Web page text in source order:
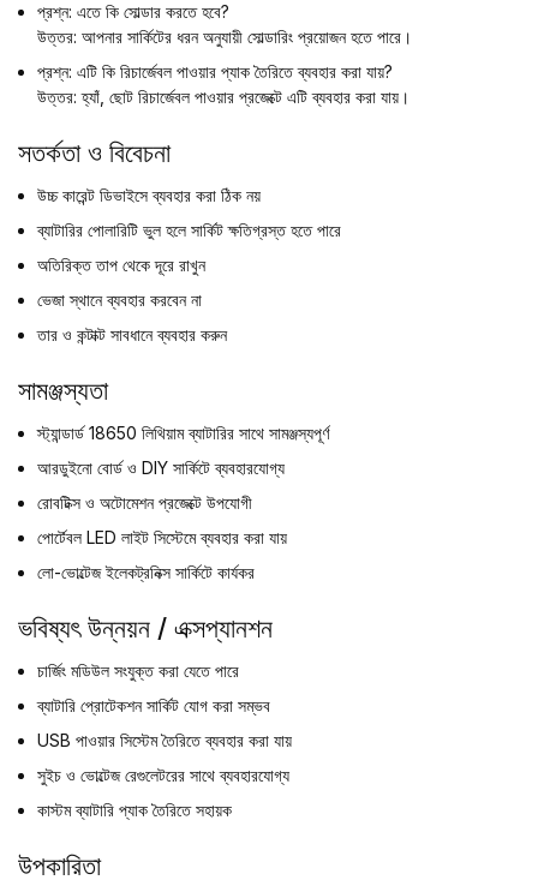
প্রশ্ন: এতে কি সোল্ডার করতে হবে?
উত্তর: আপনার সার্কিটের ধরন অনুযায়ী সোল্ডারিং প্রয়োজন হতে পারে।
প্রশ্ন: এটি কি রিচার্জেবল পাওয়ার প্যাক তৈরিতে ব্যবহার করা যায়?
উত্তর: হ্যাঁ, ছোট রিচার্জেবল পাওয়ার প্রজেক্টে এটি ব্যবহার করা যায়।
সতর্কতা ও বিবেচনা
উচ্চ কারেন্ট ডিভাইসে ব্যবহার করা ঠিক নয়
ব্যাটারির পোলারিটি ভুল হলে সার্কিট ক্ষতিগ্রস্ত হতে পারে
অতিরিক্ত তাপ থেকে দূরে রাখুন
ভেজা স্থানে ব্যবহার করবেন না
তার ও কন্টাক্ট সাবধানে ব্যবহার করুন
সামঞ্জস্যতা
স্ট্যান্ডার্ড 18650 লিথিয়াম ব্যাটারির সাথে সামঞ্জস্যপূর্ণ
আরডুইনো বোর্ড ও DIY সার্কিটে ব্যবহারযোগ্য
রোবটিক্স ও অটোমেশন প্রজেক্টে উপযোগী
পোর্টেবল LED লাইট সিস্টেমে ব্যবহার করা যায়
লো-ভোল্টেজ ইলেকট্রনিক্স সার্কিটে কার্যকর
ভবিষ্যৎ উন্নয়ন / এক্সপ্যানশন
চার্জিং মডিউল সংযুক্ত করা যেতে পারে
ব্যাটারি প্রোটেকশন সার্কিট যোগ করা সম্ভব
USB পাওয়ার সিস্টেম তৈরিতে ব্যবহার করা যায়
সুইচ ও ভোল্টেজ রেগুলেটরের সাথে ব্যবহারযোগ্য
কাস্টম ব্যাটারি প্যাক তৈরিতে সহায়ক
উপকারিতা